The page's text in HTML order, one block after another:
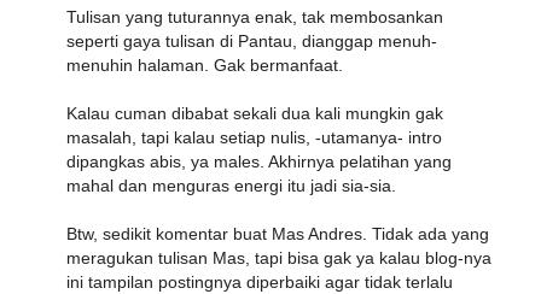
Tulisan yang tuturannya enak, tak membosankan
seperti gaya tulisan di Pantau, dianggap menuh-
menuhin halaman. Gak bermanfaat.
Kalau cuman dibabat sekali dua kali mungkin gak
masalah, tapi kalau setiap nulis, -utamanya- intro
dipangkas abis, ya males. Akhirnya pelatihan yang
mahal dan menguras energi itu jadi sia-sia.
Btw, sedikit komentar buat Mas Andres. Tidak ada yang
meragukan tulisan Mas, tapi bisa gak ya kalau blog-nya
ini tampilan postingnya diperbaiki agar tidak terlalu